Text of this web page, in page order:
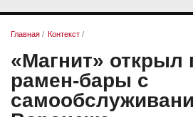
Главная / Контекст /
«Магнит» открыл
рамен-бары с